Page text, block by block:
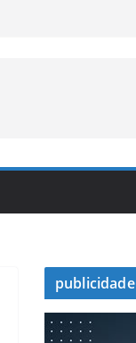
publicidade